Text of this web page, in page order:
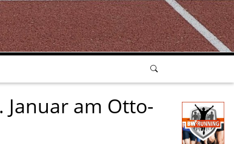
am Otto-